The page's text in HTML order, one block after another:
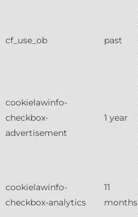
cf_use_ob past
cookielawinfo-
checkbox-
advertisement
1 year
cookielawinfo-
checkbox-analytics
11
months